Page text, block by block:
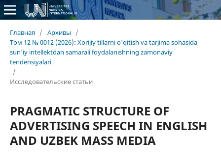
Главная / Архивы
/
Том 12 № 0012 (2026): Xorijiy tillarni o'qitish va tarjima sohasida
sun'iy intellektdan samarali foydalanishning zamonaviy
tendensiyalari
/
Исследовательские статьи
PRAGMATIC STRUCTURE OF
ADVERTISING SPEECH IN ENGLISH
AND UZBEK MASS MEDIA